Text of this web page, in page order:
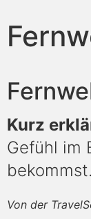
Kurz
Gefühl im
Von der